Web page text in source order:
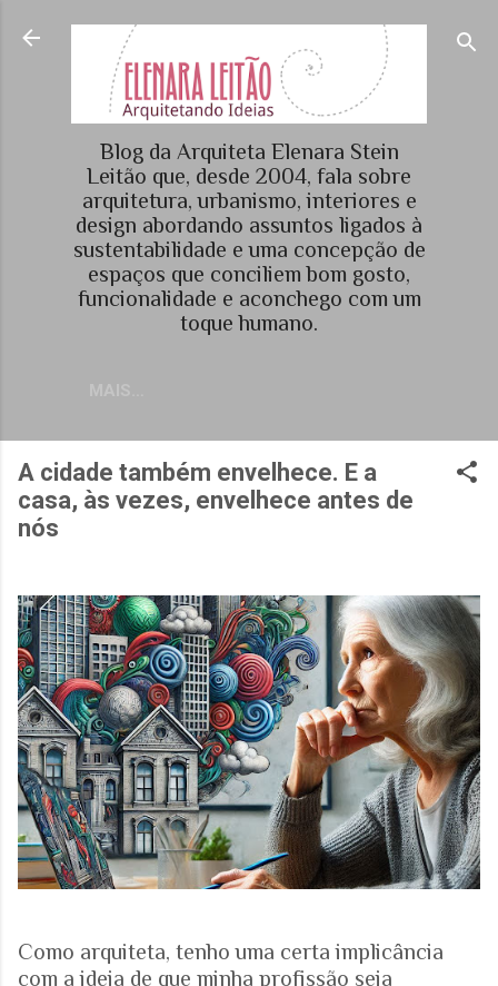
Pular para o conteúdo principal
Blog da Arquiteta Elenara Stein
Leitão que, desde 2004, fala sobre
arquitetura, urbanismo, interiores e
design abordando assuntos ligados à
sustentabilidade e uma concepção de
espaços que conciliem bom gosto,
funcionalidade e aconchego com um
toque humano.
A cidade também envelhece. E a
casa, às vezes, envelhece antes de
nós
Como arquiteta, tenho uma certa implicância
com a ideia de que minha profissão seja